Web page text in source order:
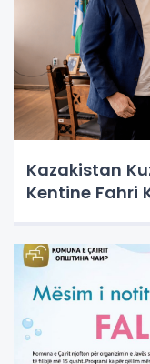
Kazakistan
Kentine Fahri